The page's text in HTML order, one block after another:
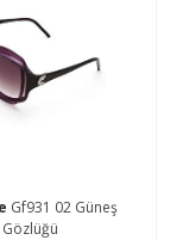
Gf931 02 Güneş
Gözlüğü